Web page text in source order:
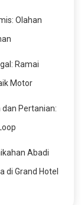
Olahan
Ramai
Motor
Pertanian:
Abadi
di Grand Hotel